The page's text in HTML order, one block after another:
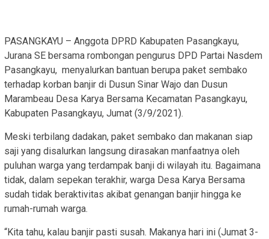
PASANGKAYU – Anggota DPRD Kabupaten Pasangkayu,
Jurana SE bersama rombongan pengurus DPD Partai Nasdem
Pasangkayu, menyalurkan bantuan berupa paket sembako
terhadap korban banjir di Dusun Sinar Wajo dan Dusun
Marambeau Desa Karya Bersama Kecamatan Pasangkayu,
Kabupaten Pasangkayu, Jumat (3/9/2021).
Meski terbilang dadakan, paket sembako dan makanan siap
saji yang disalurkan langsung dirasakan manfaatnya oleh
puluhan warga yang terdampak banji di wilayah itu. Bagaimana
tidak, dalam sepekan terakhir, warga Desa Karya Bersama
sudah tidak beraktivitas akibat genangan banjir hingga ke
rumah-rumah warga.
“Kita tahu, kalau banjir pasti susah. Makanya hari ini (Jumat 3-